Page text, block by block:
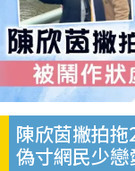
陳欣茵撇拍
偽寸網民少戀